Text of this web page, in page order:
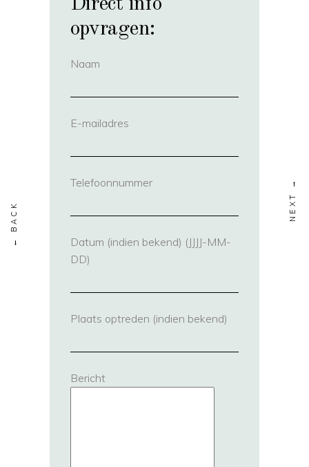
Direct info
opvragen:
Naam
E-mailadres
Telefoonnummer(vereist)
Datum (indien bekend) (JJJJ-MM-
DD)
Plaats optreden (indien bekend)
Bericht